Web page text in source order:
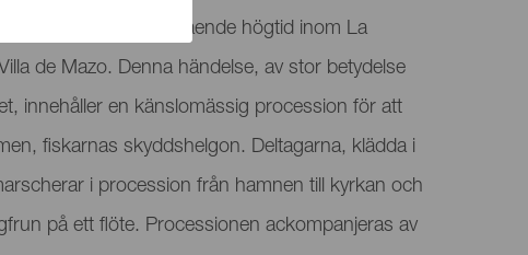
Carmen är en framstående högtid inom La
de Mazo. Denna händelse, av stor betydelse
innehåller en känslomässig procession för att
fiskarnas skyddshelgon. Deltagarna, klädda i
i procession från hamnen till kyrkan och
på ett flöte. Processionen ackompanjeras av